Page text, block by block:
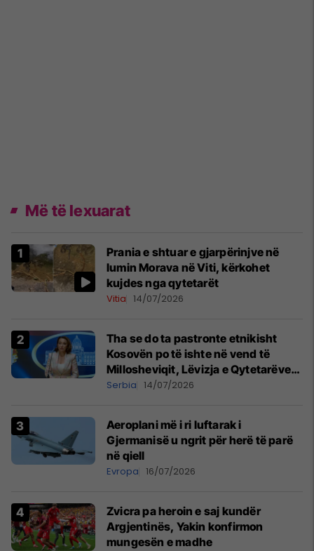
Më të lexuarat
Prania e shtuar e gjarpërinjve në
lumin Morava në Viti, kërkohet
kujdes nga qytetarët
Vitia 14/07/2026
Tha se do ta pastronte etnikisht
Kosovën po të ishte në vend të
Millosheviqit, Lëvizja e Qytetarëve
të Lirë në Serbi kërkon shkarkimin e
Serbia 14/07/2026
Aeroplani më i ri luftarak i
Gjermanisë u ngrit për herë të parë
në qiell
Evropa 16/07/2026
Zvicra pa heroin e saj kundër
Argjentinës, Yakin konfirmon
mungesën e madhe